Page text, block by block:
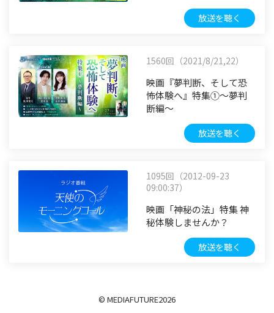
放送を聴く
1560回（2021/8/21,22）
映画『夢判断、そして恐
怖体験へ』特集①～夢判
断編～
放送を聴く
1095回（2012-09-23
09:00:37）
映画「神秘の法」特集 神
秘体験しませんか？
放送を聴く
© MEDIAFUTURE2026